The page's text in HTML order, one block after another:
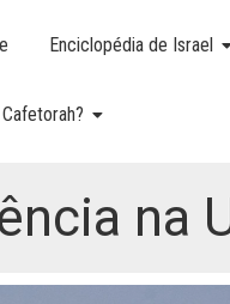
Enciclopédia de Israel
na